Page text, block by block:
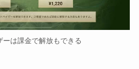
ーは課金で解放もできる